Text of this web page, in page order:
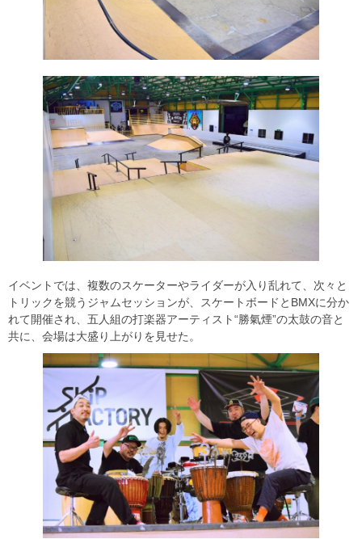
イベントでは、複数のスケーターやライダーが入り乱れて、次々と
トリックを競うジャムセッションが、スケートボードとBMXに分か
れて開催され、五人組の打楽器アーティスト“勝氣煙”の太鼓の音と
共に、会場は大盛り上がりを見せた。